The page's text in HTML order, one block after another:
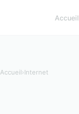
Accueil
Accueil›Internet